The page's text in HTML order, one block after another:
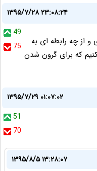
۱۳۹۵/۷/۲۸ ۲۳:۰۸:۲۴
49
75
از چه رابطه ای به
که برای گرون شدن
۱۳۹۵/۷/۲۹ ۰۱:۰۷:۰۲
51
70
۱۳۹۵/۸/۵ ۱۳:۲۸:۰۷